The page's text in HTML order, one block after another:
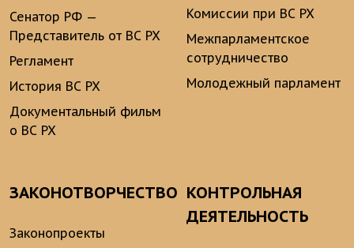
Сенатор РФ —
Представитель от ВС РХ
Регламент
История ВС РХ
Документальный фильм
о ВС РХ
Комиссии при ВС РХ
Межпарламентское
сотрудничество
Молодежный парламент
ЗАКОНОТВОРЧЕСТВО
Законопроекты
КОНТРОЛЬНАЯ
ДЕЯТЕЛЬНОСТЬ